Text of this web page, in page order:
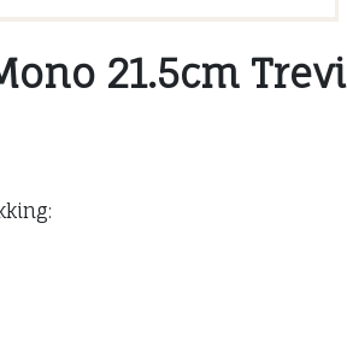
21.5cm Trevi